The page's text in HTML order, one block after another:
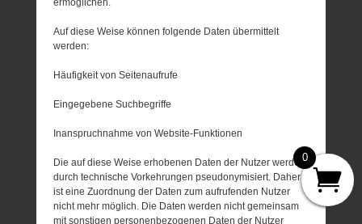
ermöglichen.
Auf diese Weise können folgende Daten übermittelt
werden:
Häufigkeit von Seitenaufrufe
Eingegebene Suchbegriffe
Inanspruchnahme von Website-Funktionen
Die auf diese Weise erhobenen Daten der Nutzer werden
durch technische Vorkehrungen pseudonymisiert. Daher
ist eine Zuordnung der Daten zum aufrufenden Nutzer
nicht mehr möglich. Die Daten werden nicht gemeinsam
mit sonstigen personenbezogenen Daten der Nutzer
0